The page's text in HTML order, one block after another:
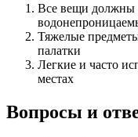
Все вещи должны
Тяжелые
палатки
Легкие и часто
местах
Вопросы и